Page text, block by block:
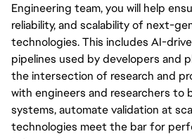
Engineering team, you will help
reliability, and scalability of next-
technologies. This includes AI-
pipelines used by developers and
the intersection of research and
with engineers and researchers to
systems, automate validation at
technologies meet the bar for